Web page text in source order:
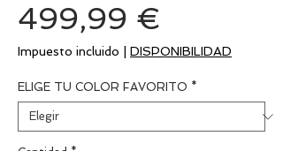
499,99 €
Impuesto incluido DISPONIBILIDAD
ELIGE TU COLOR FAVORITO *